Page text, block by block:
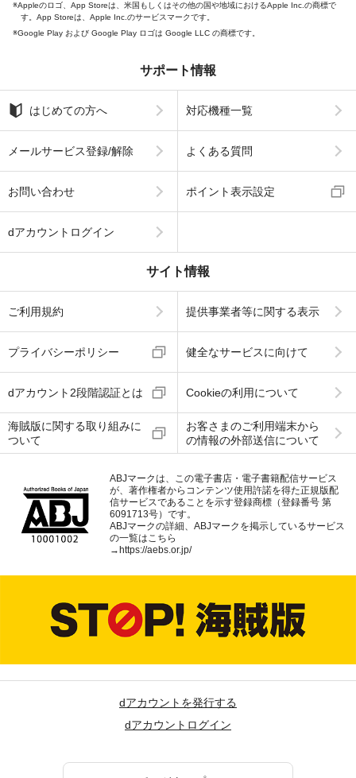
Appleのロゴ、App Storeは、米国もしくはその他の国や地域におけるApple Inc.の商標で
す。App Storeは、Apple Inc.のサービスマークです。
Google Play および Google Play ロゴは Google LLC の商標です。
サポート情報
はじめての方へ 対応機種一覧
メールサービス登録/解除 よくある質問
お問い合わせ ポイント表示設定
dアカウントログイン
サイト情報
ご利用規約 提供事業者等に関する表示
プライバシーポリシー 健全なサービスに向けて
dアカウント2段階認証とは Cookieの利用について
海賊版に関する取り組みに
ついて
お客さまのご利用端末から
の情報の外部送信について
ABJマークは、この電子書店・電子書籍配信サービス
が、著作権者からコンテンツ使用許諾を得た正規版配
信サービスであることを示す登録商標（登録番号 第
6091713号）です。
ABJマークの詳細、ABJマークを掲示しているサービス
の一覧はこちら
→ https://aebs.or.jp/
dアカウントを発行する
dアカウントログイン